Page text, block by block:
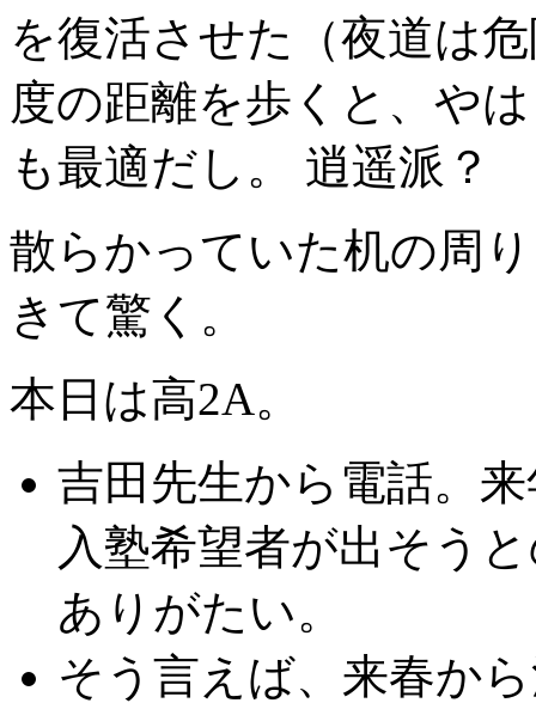
を復活させた（夜道は
度の距離を歩くと、や
も最適だし。 逍遥派？
散らかっていた机の周
きて驚く。
本日は高2A。
吉田先生から電話。
入塾希望者が出そう
ありがたい。
そう言えば、来春か